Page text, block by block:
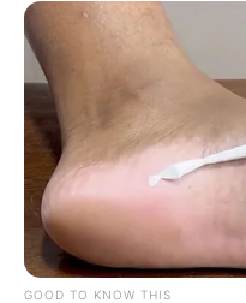
GOOD TO KNOW THIS